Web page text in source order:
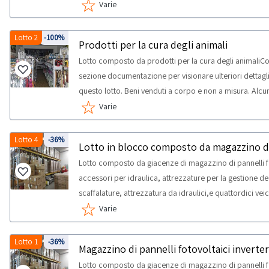
potrebbero non corrispondere. Si consiglia
massima prevista per lo svolgimento delle attività di
Varie
-100%
Lotto 2
Prodotti per la cura degli animali
Lotto composto da prodotti per la cura degli
sezione documentazione per visionare ulteriori
questo lotto. Beni venduti a corpo e non a misura.
Si consiglia un’ispezione sul posto. NOTE VENDITA: -
materiali di consumo e prodotti soggetti a scadenza.
stato di conservazione e procedere ad eventuale
medesimo, con esonero di Abilio SpA e della
RITIRO: - tempistica massima prevista per lo
concordato: 1 giorno
Varie
-36%
Lotto 4
Lotto composto da giacenze di magazzino di
accessori per idraulica, attrezzature per la gestione
scaffalature, attrezzatura da idraulici,e quattordici
circolazione e chiavi, ma sprovvisti di certificato di
scarica i documenti del mezzo.Consulta il documento
per visionare l'elenco completo dei beni inclusi in
misura. Alcune quantità potrebbero non
Varie
-36%
Lotto 1
Lotto composto da giacenze di magazzino di